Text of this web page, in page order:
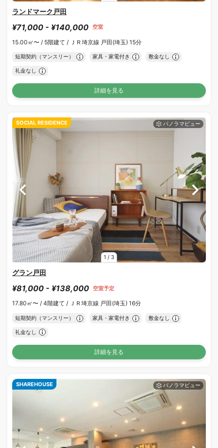
ランドマーク戸田
¥71,000 - ¥140,000 空室
15.00㎡〜 / 5階建て / ＪＲ埼京線 戸田(埼玉) 15分
短期契約（マンスリー） 家具・家電付き 敷金なし
礼金なし
詳細を見る
1 / 3
SOCIAL RESIDENCE
グラン戸田
¥81,000 - ¥138,000 空室予定
17.80㎡〜 / 4階建て / ＪＲ埼京線 戸田(埼玉) 16分
短期契約（マンスリー） 家具・家電付き 敷金なし
礼金なし
詳細を見る
SHAREHOUSE